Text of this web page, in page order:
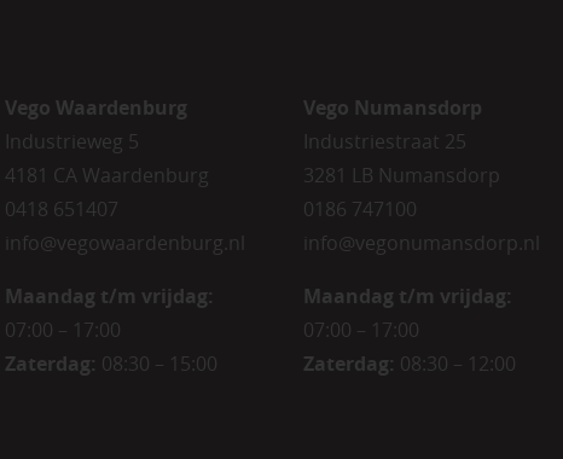
Vego Waardenburg
Industrieweg 5
4181 CA Waardenburg
0418 651407
info@vegowaardenburg.nl
Maandag t/m vrijdag:
07:00 – 17:00
Zaterdag: 08:30 – 15:00
Vego Numansdorp
Industriestraat 25
3281 LB Numansdorp
0186 747100
info@vegonumansdorp.nl
Maandag t/m vrijdag:
07:00 – 17:00
Zaterdag: 08:30 – 12:00